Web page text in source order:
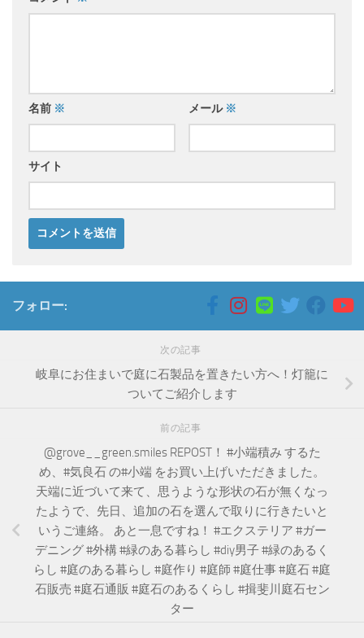
名前 ※ メール ※
サイト
フォロー:
次の記事
岐阜にお住まいで庭に石製品を置きたい方へ！灯籠に
ついてご紹介します
前の記事
@grove__green.smiles REPOST！ #小端積み するた
め、#気良石 の#小端 をお買い上げいただきました。
天端に近づいて来て、思うような形状の石が無くなっ
たようで、先日、追加の石を選んで取りに行きたいと
いうご連絡。 あと一息ですね！ #エクステリア #ガー
デニング #外構 #緑のある暮らし #diy男子 #緑のあるく
らし #庭のある暮らし #庭作り #庭師 #庭仕事 #庭石 #庭
石販売 #庭石通販 #庭石のあるくらし #揖斐川庭石セン
ター